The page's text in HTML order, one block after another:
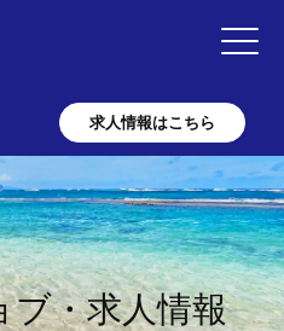
求人情報はこちら
ブ・求人情報